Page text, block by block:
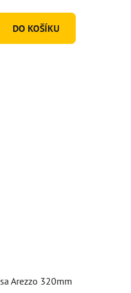
DO KOŠÍKU
Arezzo 320mm